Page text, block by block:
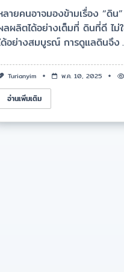
ลายคนอาจมองข้ามเรื่อง “ดิ
ลผลิตได้อย่างเต็มที่ ดินที่ดี ไม่
ด้อย่างสมบูรณ์ การดูแลดินจึง
Turianyim พ.ค. 10, 2025
อ่านเพิ่มเติม